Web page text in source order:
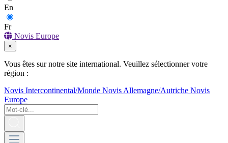
En
Fr
Novis Europe
×
Vous êtes sur notre site international. Veuillez sélectionner votre
région :
Novis Intercontinental/Monde Novis Allemagne/Autriche Novis
Europe